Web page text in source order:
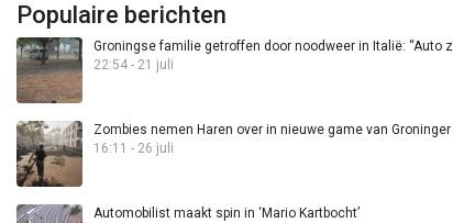
Populaire berichten
Groningse familie getroffen door noodweer in Italië: “Auto
22:54 - 21 juli
Zombies nemen Haren over in nieuwe game van
16:11 - 26 juli
Automobilist maakt spin in ‘Mario Kartbocht’